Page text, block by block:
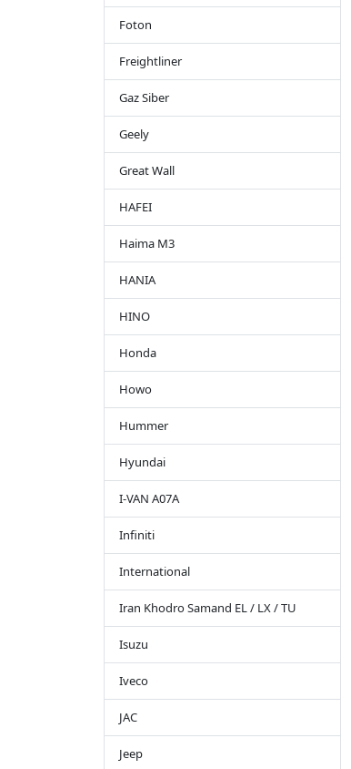
Foton
Freightliner
Gaz Siber
Geely
Great Wall
HAFEI
Haima M3
HANIA
HINO
Honda
Howo
Hummer
Hyundai
I-VAN A07A
Infiniti
International
Iran Khodro Samand EL / LX / TU
Isuzu
Iveco
JAC
Jeep